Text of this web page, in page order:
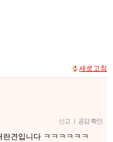
새로고침
신고 | 공감 확인
견입니다 ㅋㅋㅋㅋㅋㅋ